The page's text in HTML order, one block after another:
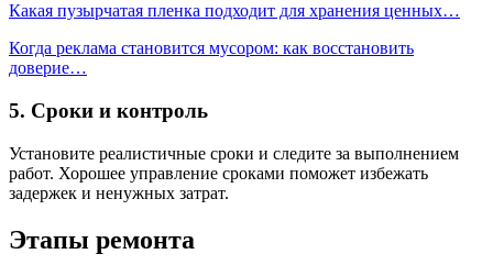
Какая пузырчатая пленка подходит для хранения ценных…
Когда реклама становится мусором: как восстановить
доверие…
5. Сроки и контроль
Установите реалистичные сроки и следите за выполнением
работ. Хорошее управление сроками поможет избежать
задержек и ненужных затрат.
Этапы ремонта